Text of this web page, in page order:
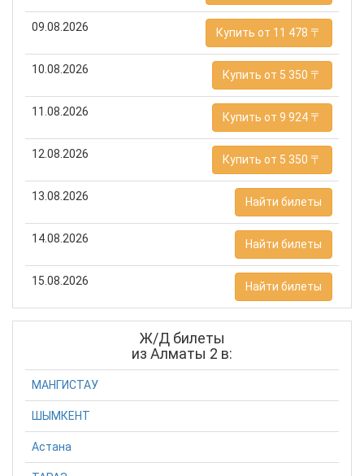
09.08.2026 Купить от 11 478 〒
10.08.2026 Купить от 5 350 〒
11.08.2026 Купить от 9 924 〒
12.08.2026 Купить от 5 350 〒
13.08.2026 Найти билеты
14.08.2026 Найти билеты
15.08.2026 Найти билеты
Ж/Д билеты
из Алматы 2 в:
МАНГИСТАУ
ШЫМКЕНТ
Астана